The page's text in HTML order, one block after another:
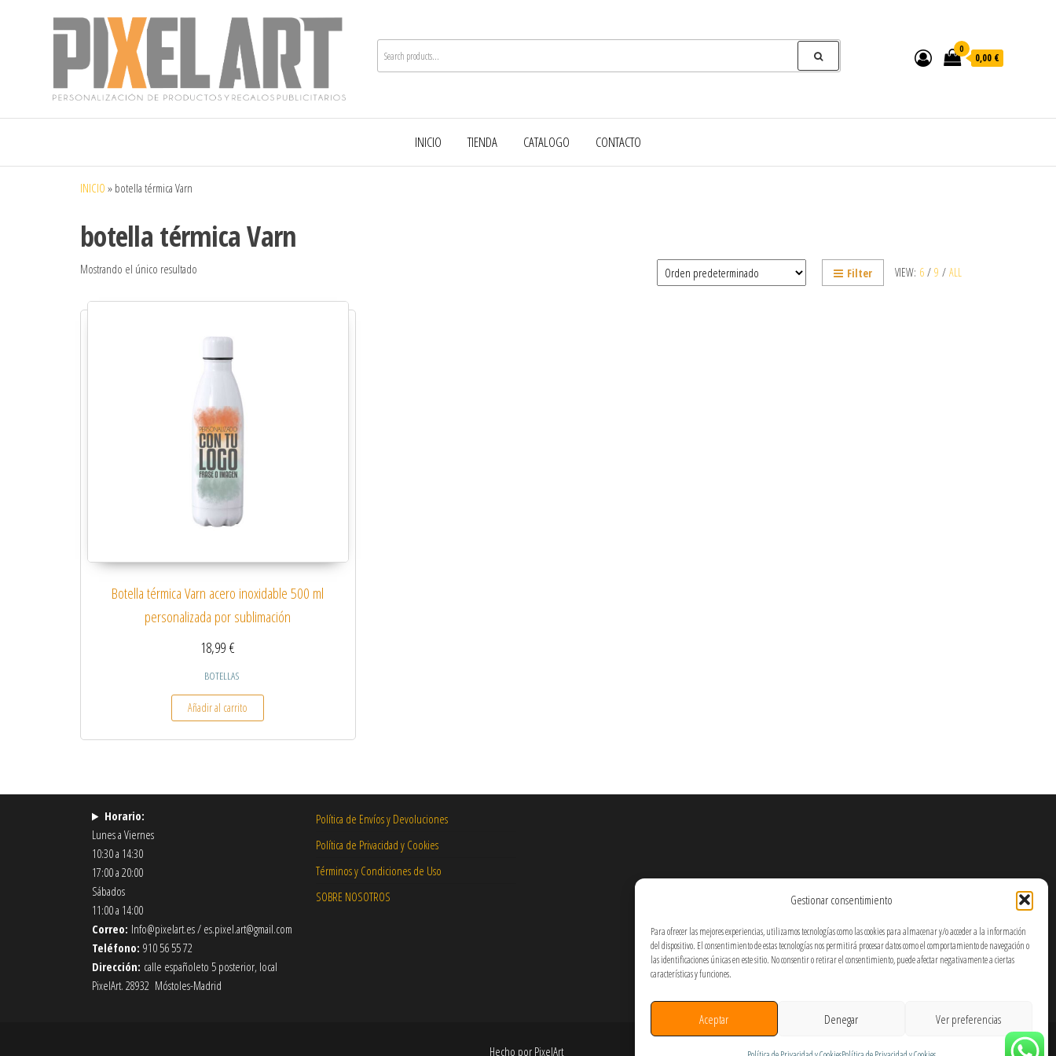
Gestionar consentimiento
Para ofrecer las mejores experiencias, utilizamos tecnologías como las cookies para almacenar y/o acceder a la información
del dispositivo. El consentimiento de estas tecnologías nos permitirá procesar datos como el comportamiento de navegación o
las identificaciones únicas en este sitio. No consentir o retirar el consentimiento, puede afectar negativamente a ciertas
características y funciones.
Aceptar Denegar Ver preferencias
Pixelart
en móstoles
0
0,00 €
INICIO TIENDA CATALOGO CONTACTO
INICIO » botella térmica Varn
botella térmica Varn
VIEW: 6 / 9 / ALL
Filter
Mostrando el único resultado
Botella térmica Varn acero inoxidable 500 ml
personalizada por sublimación
18,99€
BOTELLAS
Añadir al carrito
Horario:
Lunes a Viernes
10:30 a 14:30
17:00 a 20:00
Sábados
11:00 a 14:00
Correo: Info@pixelart.es / es.pixel.art@gmail.com
Teléfono: 910 56 55 72
Dirección: calle españoleto 5 posterior, local
PixelArt. 28932 Móstoles-Madrid
Política de Envíos y Devoluciones
Política de Privacidad y Cookies
Términos y Condiciones de Uso
SOBRE NOSOTROS
Hecho por PixelArt